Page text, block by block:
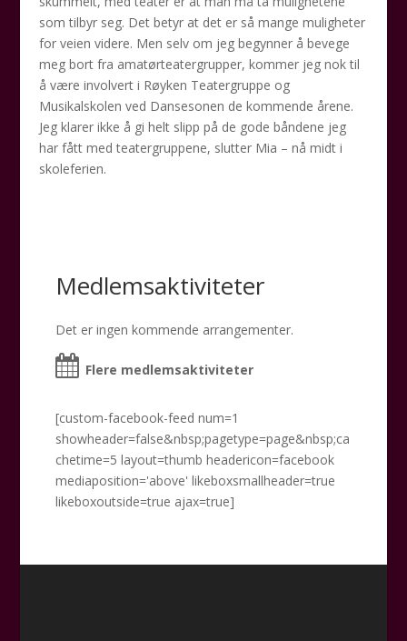
som tilbyr seg. Det betyr at det er så mange muligheter
for veien videre. Men selv om jeg begynner å bevege
meg bort fra amatørteatergrupper, kommer jeg nok til
å være involvert i Røyken Teatergruppe og
Musikalskolen ved Dansesonen de kommende årene.
Jeg klarer ikke å gi helt slipp på de gode båndene jeg
har fått med teatergruppene, slutter Mia – nå midt i
skoleferien.
Medlemsaktiviteter
Det er ingen kommende arrangementer.
Flere medlemsaktiviteter
[custom-facebook-feed num=1
showheader=false&nbsp;pagetype=page&nbsp;ca
chetime=5 layout=thumb headericon=facebook
mediaposition='above' likeboxsmallheader=true
likeboxoutside=true ajax=true]